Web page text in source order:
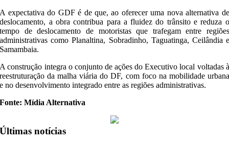
A expectativa do GDF é de que, ao oferecer uma nova alternativa de
deslocamento, a obra contribua para a fluidez do trânsito e reduza o
tempo de deslocamento de motoristas que trafegam entre regiões
administrativas como Planaltina, Sobradinho, Taguatinga, Ceilândia e
Samambaia.
A construção integra o conjunto de ações do Executivo local voltadas à
reestruturação da malha viária do DF, com foco na mobilidade urbana
e no desenvolvimento integrado entre as regiões administrativas.
Fonte: Mídia Alternativa
Últimas notícias